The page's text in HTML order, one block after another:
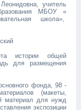
учитель
МБОУ «
школа»,
истории общей
для размещения
фонда, 98 -
(макеты,
материал для нужд
экспозиции